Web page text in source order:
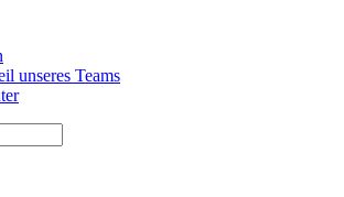
unseres Teams